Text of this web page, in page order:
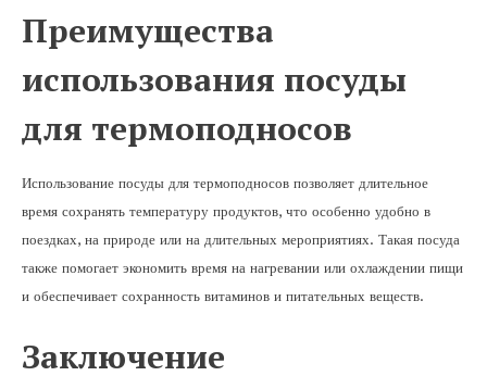
Преимущества
использования посуды
для термоподносов
Использование посуды для термоподносов позволяет длительное
время сохранять температуру продуктов, что особенно удобно в
поездках, на природе или на длительных мероприятиях. Такая посуда
также помогает экономить время на нагревании или охлаждении пищи
и обеспечивает сохранность витаминов и питательных веществ.
Заключение